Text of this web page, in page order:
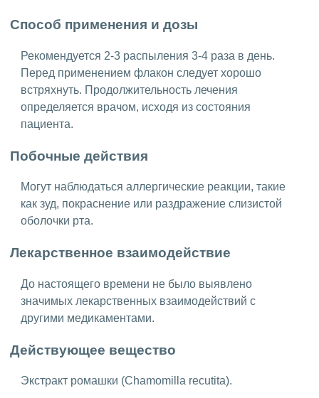
Способ применения и дозы
Рекомендуется 2-3 распыления 3-4 раза в день.
Перед применением флакон следует хорошо
встряхнуть. Продолжительность лечения
определяется врачом, исходя из состояния
пациента.
Побочные действия
Могут наблюдаться аллергические реакции, такие
как зуд, покраснение или раздражение слизистой
оболочки рта.
Лекарственное взаимодействие
До настоящего времени не было выявлено
значимых лекарственных взаимодействий с
другими медикаментами.
Действующее вещество
Экстракт ромашки (Chamomilla recutita).